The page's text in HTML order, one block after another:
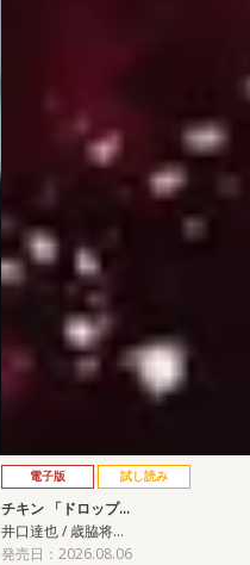
電子版 試し読み
チキン 「ドロップ…
井口達也 / 歳脇将…
発売日：2026.08.06